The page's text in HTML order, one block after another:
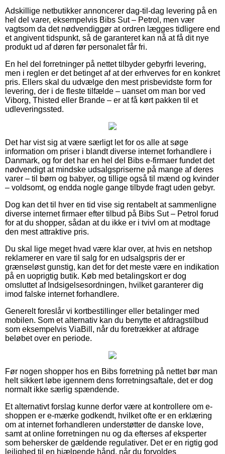
Adskillige netbutikker annoncerer dag-til-dag levering på en
hel del varer, eksempelvis Bibs Sut – Petrol, men vær
vagtsom da det nødvendiggør at ordren lægges tidligere end
et angivent tidspunkt, så de garanteret kan nå at få dit nye
produkt ud af døren før personalet får fri.
En hel del forretninger på nettet tilbyder gebyrfri levering,
men i reglen er det betinget af at der erhverves for en konkret
pris. Ellers skal du udvælge den mest prisbevidste form for
levering, der i de fleste tilfælde – uanset om man bor ved
Viborg, Thisted eller Brande – er at få kørt pakken til et
udleveringssted.
Det har vist sig at være særligt let for os alle at søge
information om priser i blandt diverse internet forhandlere i
Danmark, og for det har en hel del Bibs e-firmaer fundet det
nødvendigt at mindske udsalgspriserne på mange af deres
varer – til børn og babyer, og tillige også til mænd og kvinder
– voldsomt, og endda nogle gange tilbyde fragt uden gebyr.
Dog kan det til hver en tid vise sig rentabelt at sammenligne
diverse internet firmaer efter tilbud på Bibs Sut – Petrol forud
for at du shopper, sådan at du ikke er i tvivl om at modtage
den mest attraktive pris.
Du skal lige meget hvad være klar over, at hvis en netshop
reklamerer en vare til salg for en udsalgspris der er
grænseløst gunstig, kan det for det meste være en indikation
på en uoprigtig butik. Køb med betalingskort er dog
omsluttet af Indsigelsesordningen, hvilket garanterer dig
imod falske internet forhandlere.
Generelt foreslår vi kortbestillinger eller betalinger med
mobilen. Som et alternativ kan du benytte et afdragstilbud
som eksempelvis ViaBill, når du foretrækker at afdrage
beløbet over en periode.
Før nogen shopper hos en Bibs forretning på nettet bør man
helt sikkert løbe igennem dens forretningsaftale, det er dog
normalt ikke særlig spændende.
Et alternativt forslag kunne derfor være at kontrollere om e-
shoppen er e-mærke godkendt, hvilket ofte er en erklæring
om at internet forhandleren understøtter de danske love,
samt at online forretningen nu og da efterses af eksperter
som behersker de gældende regulativer. Det er en rigtig god
lejlighed til en hjælpende hånd, når du forvoldes